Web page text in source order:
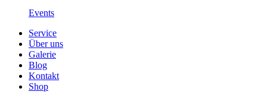
Events
Service
Über uns
Galerie
Blog
Kontakt
Shop